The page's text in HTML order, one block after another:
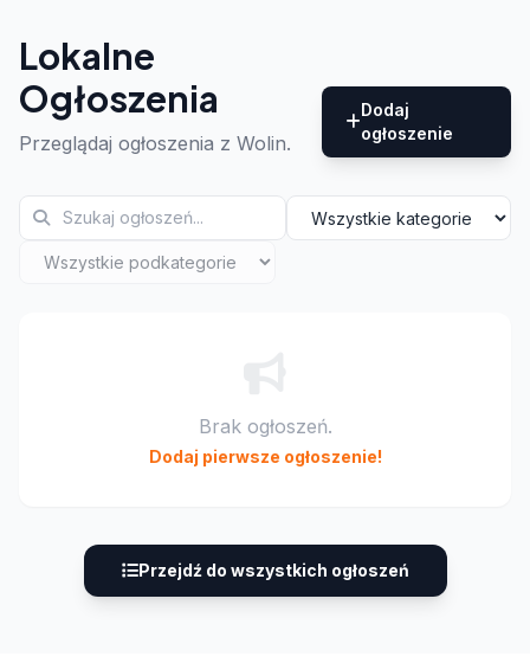
Lokalne
Ogłoszenia
Przeglądaj ogłoszenia z Wolin.
Dodaj
ogłoszenie
Brak ogłoszeń.
Dodaj pierwsze ogłoszenie!
Przejdź do wszystkich ogłoszeń